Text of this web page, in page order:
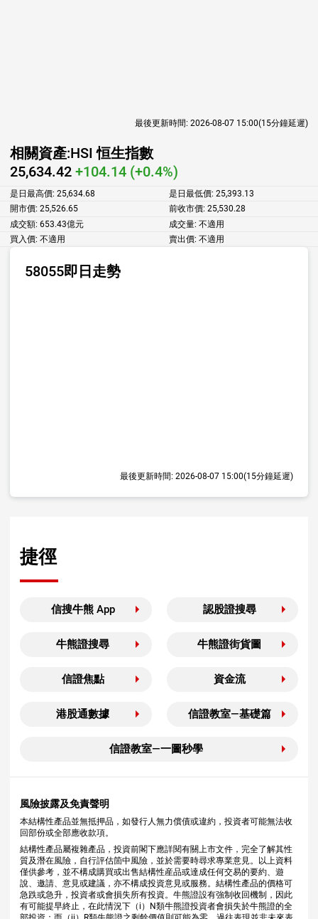
最後更新時間: 2026-08-07 15:00(15分鐘延遲)
相關資產:HSI 恒生指數
25,634.42 +104.14 (+0.4%)
是日最高價: 25,634.68 是日最低價: 25,393.13
開市價: 25,526.65 前收市價: 25,530.28
成交額: 653.43億元 成交量: 不適用
買入價: 不適用 賣出價: 不適用
58055即日走勢
最後更新時間: 2026-08-07 15:00(15分鐘延遲)
捷徑
信搜牛熊 App 認股證搜尋
牛熊證搜尋 牛熊證街貨圖
信證焦點 資金流
港股通數據 信證教室—基礎篇
信證教室—一圖秒學
風險披露及免責聲明
本結構性產品並無抵押品，如發行人無力償債或違約，投資者可能無法收
回部份或全部應收款項。
結構性產品屬複雜產品，投資前閣下應詳閱有關上市文件，完全了解其性
質及潛在風險，自行評估箇中風險，並於需要時尋求專業意見。以上資料
僅供參考，並不構成購買或出售結構性産品或達成任何交易的要約、遊
說、邀請、意見或建議，亦不構成投資意見或服務。結構性產品的價格可
急跌或急升，投資者或會損失所有投資。牛熊證設有強制收回機制，因此
有可能提早終止，在此情況下（i）N類牛熊證投資者會損失於牛熊證的全